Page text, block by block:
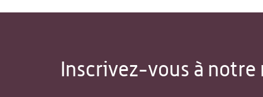
Inscrivez-vous à